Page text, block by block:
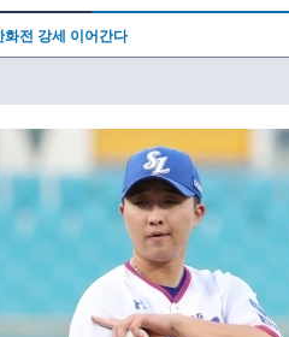
화전 강세 이어간다